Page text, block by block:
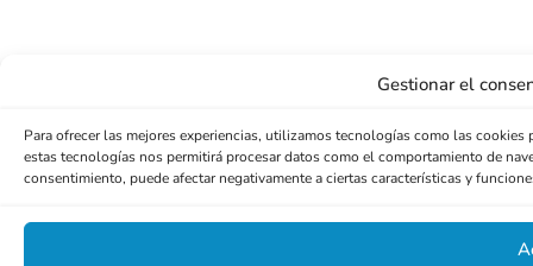
Gestionar el
Para ofrecer las mejores experiencias, utilizamos tecnologías como las
estas tecnologías nos permitirá procesar datos como el comportamiento de
consentimiento, puede afectar negativamente a ciertas características y